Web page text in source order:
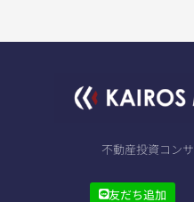
不動産投資コン
友だち追加